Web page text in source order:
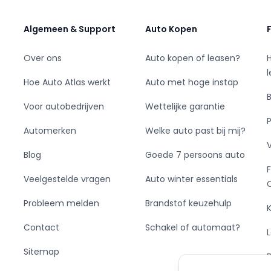
Algemeen & Support
Over ons
Hoe Auto Atlas werkt
Voor autobedrijven
Automerken
Blog
Veelgestelde vragen
Probleem melden
Contact
Sitemap
Auto Kopen
Auto kopen of leasen?
Auto met hoge instap
Wettelijke garantie
Welke auto past bij mij?
Goede 7 persoons auto
Auto winter essentials
Brandstof keuzehulp
Schakel of automaat?